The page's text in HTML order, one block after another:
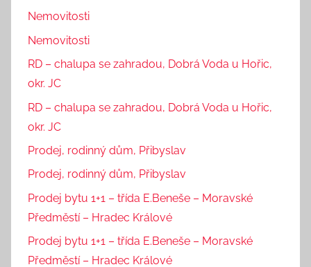
Nemovitosti
Nemovitosti
RD – chalupa se zahradou, Dobrá Voda u Hořic,
okr. JC
RD – chalupa se zahradou, Dobrá Voda u Hořic,
okr. JC
Prodej, rodinný dům, Přibyslav
Prodej, rodinný dům, Přibyslav
Prodej bytu 1+1 – třída E.Beneše – Moravské
Předměstí – Hradec Králové
Prodej bytu 1+1 – třída E.Beneše – Moravské
Předměstí – Hradec Králové